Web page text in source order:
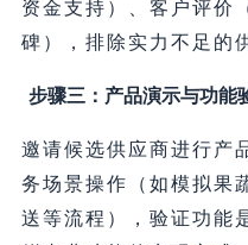
资金支持）、客户评价
碑），排除实力不足的
步骤三：产品演示与功能
邀请候选供应商进行产
务场景操作（如模拟果
送等流程），验证功能